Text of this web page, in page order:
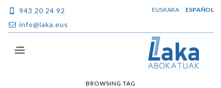
943 20 24 92
info@laka.eus
EUSKARA ESPAÑOL
BROWSING TAG